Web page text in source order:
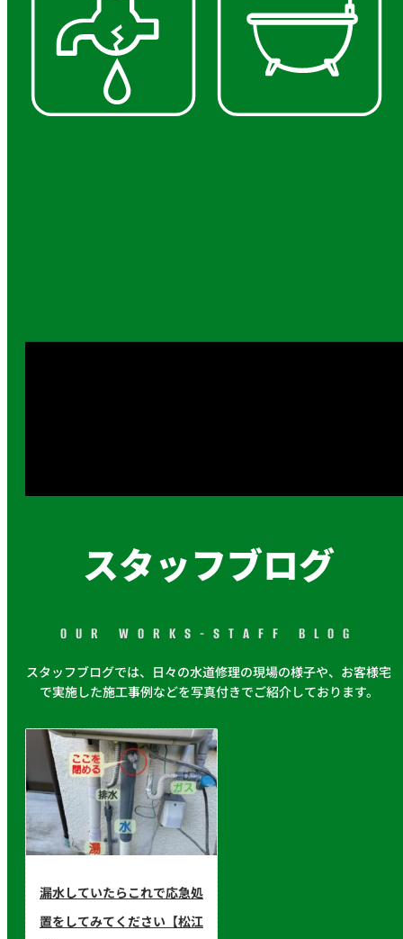
スタッフブログ
OUR WORKS-STAFF BLOG
スタッフブログでは、日々の水道修理の現場の様子や、お客様宅
で実施した施工事例などを写真付きでご紹介しております。
漏水していたらこれで応急処
置をしてみてください【松江